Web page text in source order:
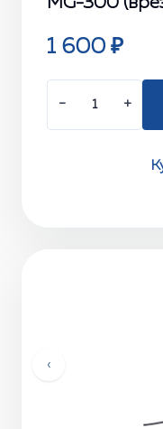
1 600 ₽
− +
‹